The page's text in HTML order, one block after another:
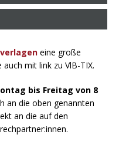
eine große
mit link zu VlB-TIX.
bis Freitag von 8
an die oben genannten
an die auf den